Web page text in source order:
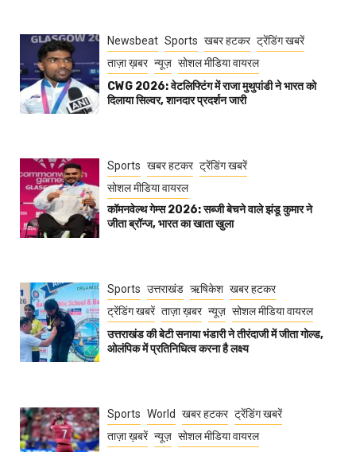
Newsbeat Sports खबर हटकर ट्रेंडिंग खबरें
ताज़ा ख़बर न्यूज़ सोशल मीडिया वायरल
CWG 2026: वेटलिफ्टिंग में राजा मुथुपांडी ने भारत को
दिलाया सिल्वर, शानदार प्रदर्शन जारी
Sports खबर हटकर ट्रेंडिंग खबरें
सोशल मीडिया वायरल
कॉमनवेल्थ गेम्स 2026: सब्जी बेचने वाले झंडू कुमार ने
जीता ब्रॉन्ज, भारत का खाता खुला
Sports उत्तराखंड ऋषिकेश खबर हटकर
ट्रेंडिंग खबरें ताज़ा ख़बर न्यूज़ सोशल मीडिया वायरल
उत्तराखंड की बेटी सनाया भंडारी ने तीरंदाजी में जीता गोल्ड,
ओलंपिक में प्रतिनिधित्व करना है लक्ष्य
Sports World खबर हटकर ट्रेंडिंग खबरें
ताज़ा ख़बरें न्यूज़ सोशल मीडिया वायरल